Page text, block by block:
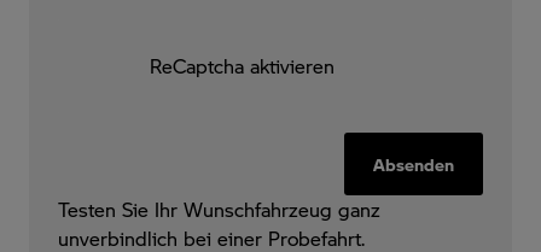
ReCaptcha aktivieren
Absenden
Testen Sie Ihr Wunschfahrzeug ganz
unverbindlich bei einer Probefahrt.